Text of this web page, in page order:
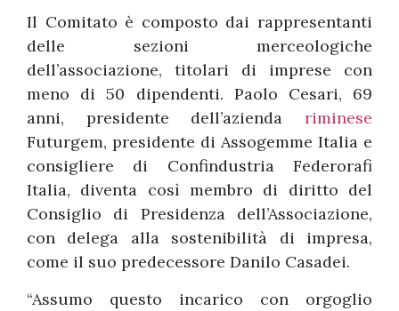
Il Comitato è composto dai rappresentanti
delle sezioni merceologiche
dell’associazione, titolari di imprese con
meno di 50 dipendenti. Paolo Cesari, 69
anni, presidente dell’azienda riminese
Futurgem, presidente di Assogemme Italia e
consigliere di Confindustria Federorafi
Italia, diventa così membro di diritto del
Consiglio di Presidenza dell’Associazione,
con delega alla sostenibilità di impresa,
come il suo predecessore Danilo Casadei.
“Assumo questo incarico con orgoglio